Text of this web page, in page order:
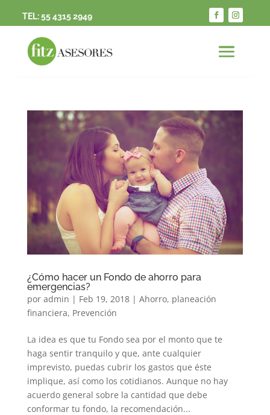
TEL:55 4315 2949
¿Cómo hacer un Fondo de ahorro para
emergencias?
por admin | Feb 19, 2018| Ahorro, planeación
financiera, Prevención
La idea es que tu Fondo sea por el monto que te
haga sentir tranquilo y que, ante cualquier
imprevisto, puedas cubrir los gastos que éste
implique, así como los cotidianos. Aunque no hay
acuerdo general sobre la cantidad que debe
conformar tu fondo, la recomendación...